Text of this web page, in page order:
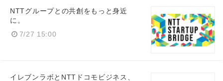
NTTグループとの共創をもっと身近
に。
7/27 15:00
イレブンラボとNTTドコモビジネス、